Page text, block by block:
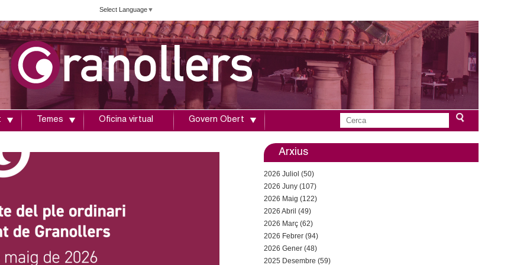
Vés
al
contingut
Select Language▼
Temes Oficina virtual Govern Obert
F
e
c
Arxius
2026 Juliol (50)
2026 Juny (107)
2026 Maig (122)
2026 Abril (49)
2026 Març (62)
2026 Febrer (94)
2026 Gener (48)
2025 Desembre (59)